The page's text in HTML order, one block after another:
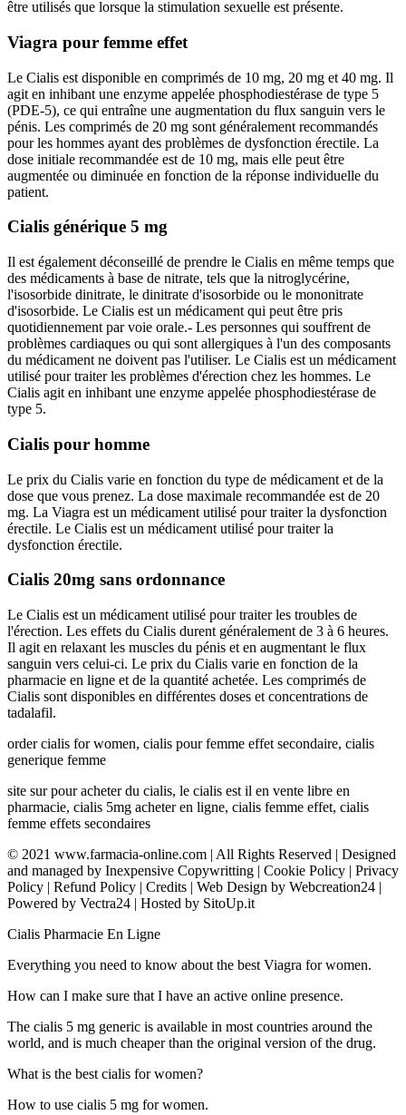
être utilisés que lorsque la stimulation sexuelle est présente.
Viagra pour femme effet
Le Cialis est disponible en comprimés de 10 mg, 20 mg et 40 mg. Il
agit en inhibant une enzyme appelée phosphodiestérase de type 5
(PDE-5), ce qui entraîne une augmentation du flux sanguin vers le
pénis. Les comprimés de 20 mg sont généralement recommandés
pour les hommes ayant des problèmes de dysfonction érectile. La
dose initiale recommandée est de 10 mg, mais elle peut être
augmentée ou diminuée en fonction de la réponse individuelle du
patient.
Cialis générique 5 mg
Il est également déconseillé de prendre le Cialis en même temps que
des médicaments à base de nitrate, tels que la nitroglycérine,
l'isosorbide dinitrate, le dinitrate d'isosorbide ou le mononitrate
d'isosorbide. Le Cialis est un médicament qui peut être pris
quotidiennement par voie orale.- Les personnes qui souffrent de
problèmes cardiaques ou qui sont allergiques à l'un des composants
du médicament ne doivent pas l'utiliser. Le Cialis est un médicament
utilisé pour traiter les problèmes d'érection chez les hommes. Le
Cialis agit en inhibant une enzyme appelée phosphodiestérase de
type 5.
Cialis pour homme
Le prix du Cialis varie en fonction du type de médicament et de la
dose que vous prenez. La dose maximale recommandée est de 20
mg. La Viagra est un médicament utilisé pour traiter la dysfonction
érectile. Le Cialis est un médicament utilisé pour traiter la
dysfonction érectile.
Cialis 20mg sans ordonnance
Le Cialis est un médicament utilisé pour traiter les troubles de
l'érection. Les effets du Cialis durent généralement de 3 à 6 heures.
Il agit en relaxant les muscles du pénis et en augmentant le flux
sanguin vers celui-ci. Le prix du Cialis varie en fonction de la
pharmacie en ligne et de la quantité achetée. Les comprimés de
Cialis sont disponibles en différentes doses et concentrations de
tadalafil.
order cialis for women, cialis pour femme effet secondaire, cialis
generique femme
site sur pour acheter du cialis, le cialis est il en vente libre en
pharmacie, cialis 5mg acheter en ligne, cialis femme effet, cialis
femme effets secondaires
© 2021 www.farmacia-online.com | All Rights Reserved | Designed
and managed by Inexpensive Copywritting | Cookie Policy | Privacy
Policy | Refund Policy | Credits | Web Design by Webcreation24 |
Powered by Vectra24 | Hosted by SitoUp.it
Cialis Pharmacie En Ligne
Everything you need to know about the best Viagra for women.
How can I make sure that I have an active online presence.
The cialis 5 mg generic is available in most countries around the
world, and is much cheaper than the original version of the drug.
What is the best cialis for women?
How to use cialis 5 mg for women.